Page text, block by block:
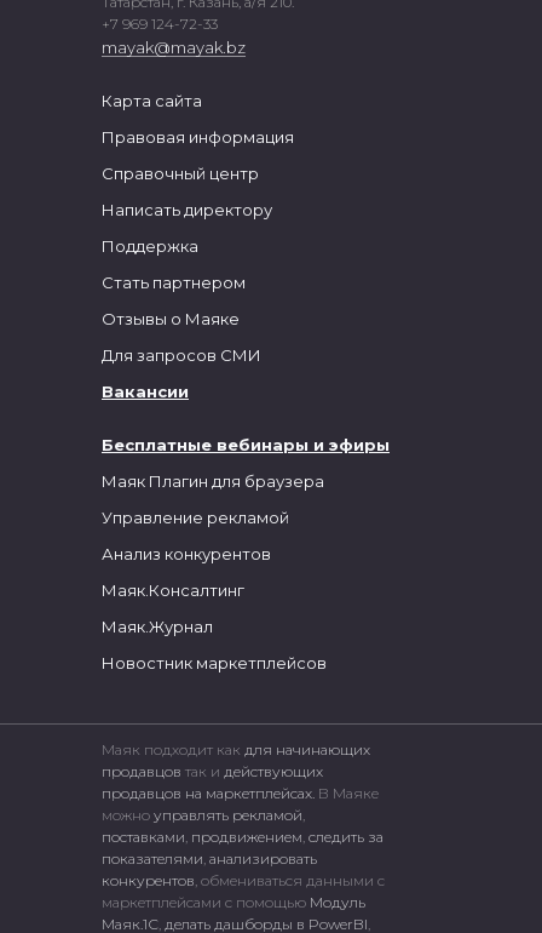
+7 969 124-72-33
mayak@mayak.bz
Бесплатные вебинары и эфиры
Маяк Плагин для браузера
Управление рекламой
Анализ конкурентов
Маяк.Консалтинг
Маяк.Журнал
Новостник маркетплейсов
Карта сайта
Правовая информация
Справочный центр
Написать директору
Поддержка
Стать партнером
Отзывы о Маяке
Для запросов СМИ
Вакансии
Маяк подходит как для начинающих
продавцов так и действующих
продавцов на маркетплейсах. В Маяке
можно управлять рекламой,
поставками, продвижением, следить за
показателями, анализировать
конкурентов, обмениваться данными с
маркетплейсами c помощью Модуль
Маяк.1С, делать дашборды в PowerBI,